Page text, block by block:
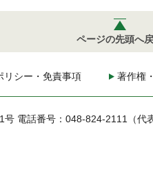
ページの先頭へ
リシー・免責事項 著作権
号 電話番号：048-824-2111（代